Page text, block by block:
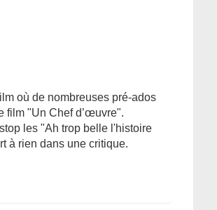
où de nombreuses pré-ados
film "Un Chef d’œuvre".
les "Ah trop belle l'histoire
à rien dans une critique.